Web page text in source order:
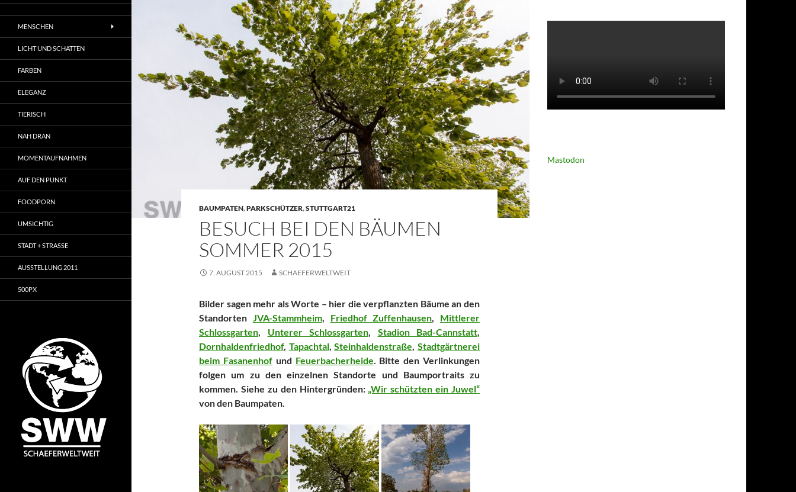
BAUMPATEN,PARKSCHÜTZER,STUTTGART21
BESUCH BEI DEN BÄUMEN
SOMMER 2015
7. AUGUST 2015 SCHAEFERWELTWEIT
Bilder sagen mehr als Worte – hier die verpflanzten Bäume an den
Standorten JVA-Stammheim, Friedhof Zuffenhausen, Mittlerer
Schlossgarten, Unterer Schlossgarten, Stadion Bad-Cannstatt,
Dornhaldenfriedhof, Tapachtal,Steinhaldenstraße,Stadtgärtnerei
beim Fasanenhofund Feuerbacherheide. Bitte den Verlinkungen
folgen um zu den einzelnen Standorte und Baumportraits zu
kommen. Siehe zu den Hintergründen: „Wir schützten ein Juwel“
von den Baumpaten.
Mastodon
MENSCHEN
LICHT UND SCHATTEN
FARBEN
ELEGANZ
TIERISCH
NAH DRAN
MOMENTAUFNAHMEN
AUF DEN PUNKT
FOODPORN
UMSICHTIG
STADT + STRASSE
AUSSTELLUNG 2011
500PX